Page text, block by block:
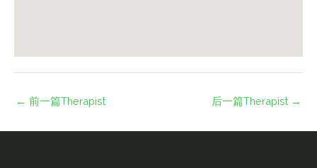
← 前一篇Therapist 后一篇Therapist →